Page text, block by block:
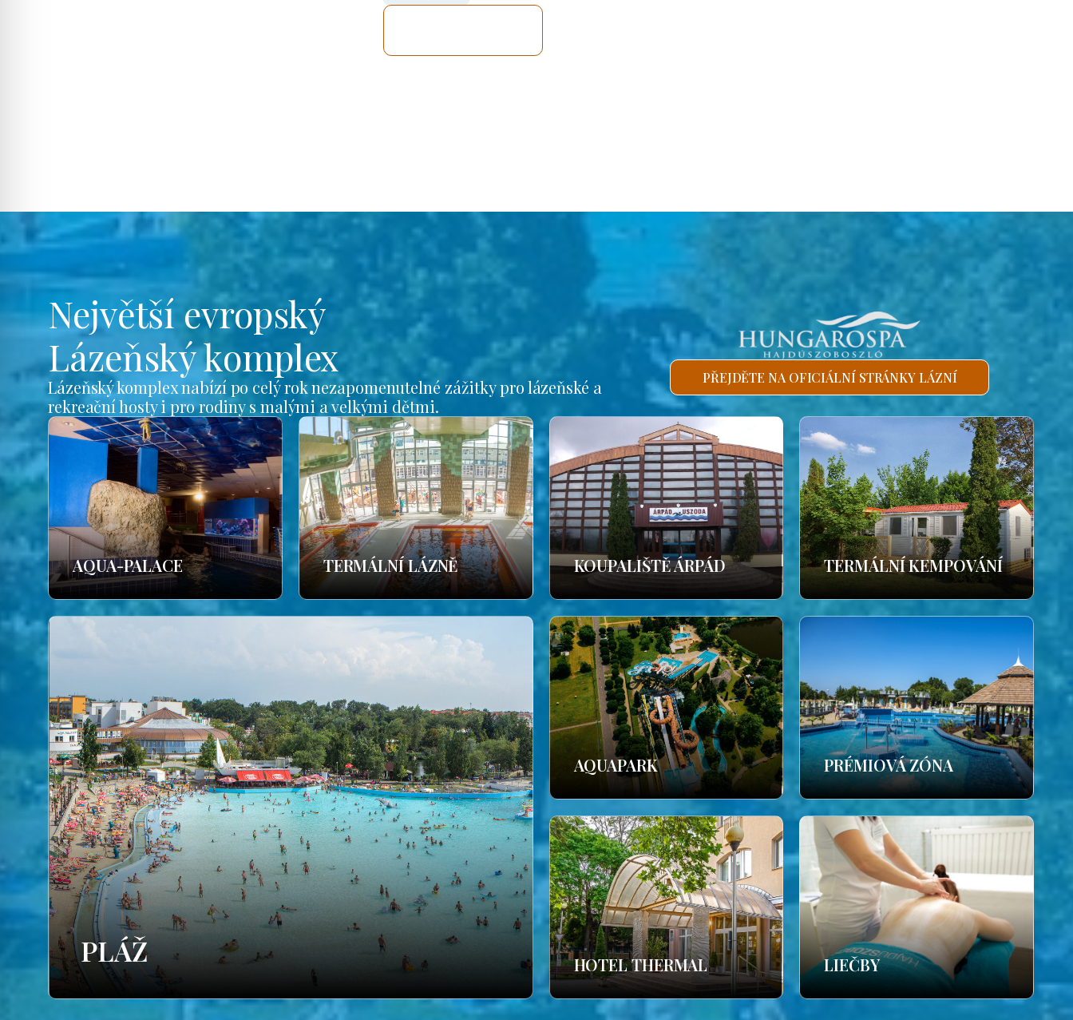
Největší evropský
Lázeňský komplex
Lázeňský komplex nabízí po celý rok nezapomenutelné zážitky pro lázeňské a
rekreační hosty i pro rodiny s malými a velkými dětmi.
PŘEJDĚTE NA OFICIÁLNÍ STRÁNKY LÁZNÍ
AQUA-PALACE TERMÁLNÍ LÁZNĚ KOUPALIŠTĚ ÁRPÁD TERMÁLNÍ KEMPOVÁNÍ
PLÁŽ
AQUAPARK PRÉMIOVÁ ZÓNA
HOTEL THERMAL LIEČBY